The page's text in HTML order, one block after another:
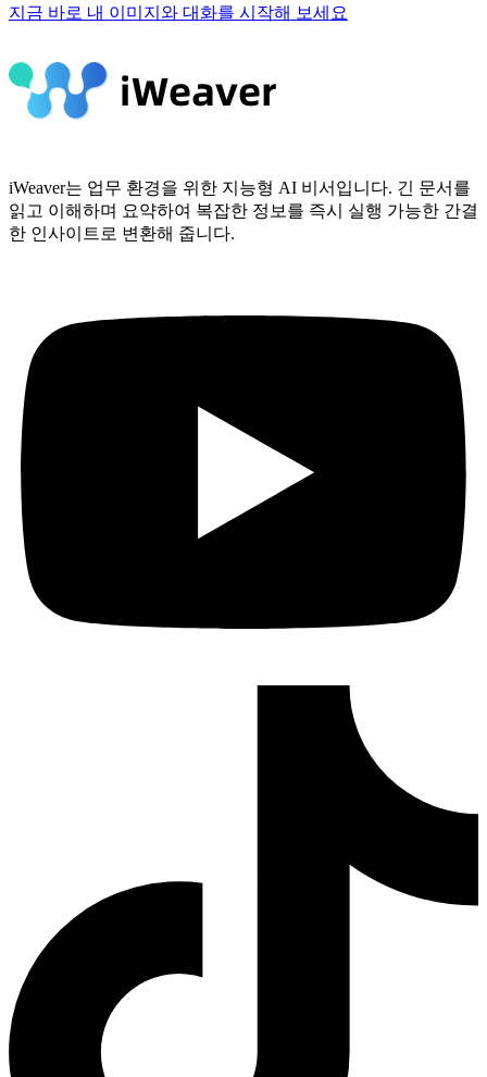
지금 바로 내 이미지와 대화를 시작해 보세요
iWeaver는 업무 환경을 위한 지능형 AI 비서입니다. 긴 문서를
읽고 이해하며 요약하여 복잡한 정보를 즉시 실행 가능한 간결
한 인사이트로 변환해 줍니다.